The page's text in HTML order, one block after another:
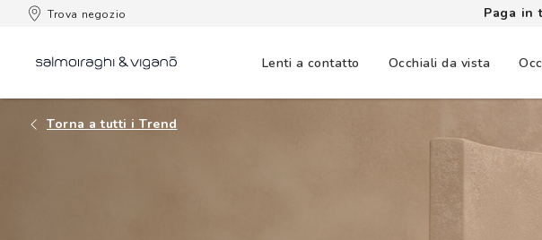
Trova negozio Paga in
Lenti a contatto Occhiali da vista
Torna a tutti i Trend